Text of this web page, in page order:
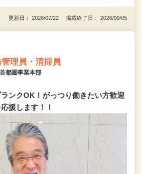
更新日： 2026/07/22 掲載終了日： 2026/09/05
理員・清掃員
都圏事業本部
ンクOK！がっつり働きたい方歓迎
援します！！